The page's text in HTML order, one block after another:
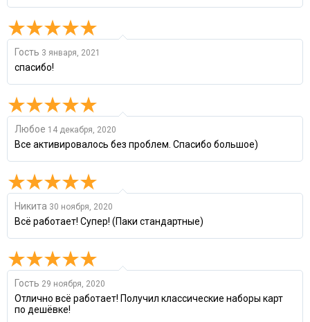
Гость 3 января, 2021
спасибо!
Любое 14 декабря, 2020
Все активировалось без проблем. Спасибо большое)
Никита 30 ноября, 2020
Всё работает! Супер! (Паки стандартные)
Гость 29 ноября, 2020
Отлично всё работает! Получил классические наборы карт
по дешёвке!